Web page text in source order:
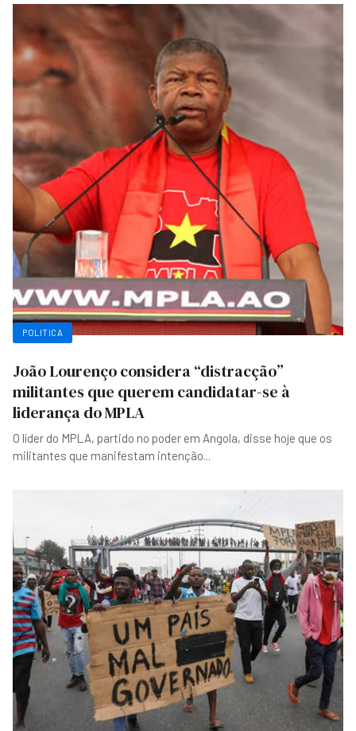
POLITICA
João Lourenço considera “distracção”
militantes que querem candidatar-se à
liderança do MPLA
O líder do MPLA, partido no poder em Angola, disse hoje que os
militantes que manifestam intenção...